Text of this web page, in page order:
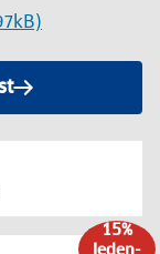
15%
leden-